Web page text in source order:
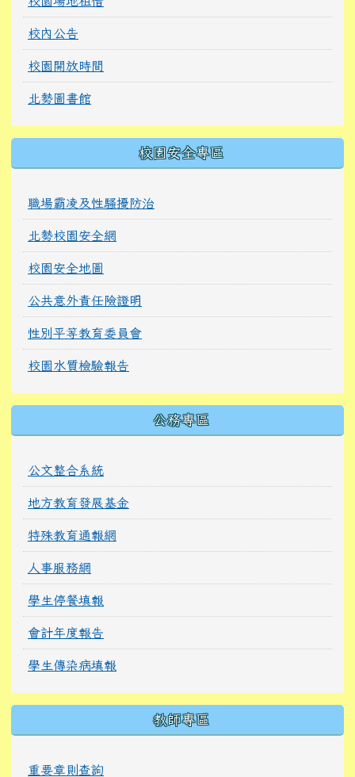
校內公告
校園開放時間
北勢圖書館
校園安全專區
職場霸凌及性騷擾防治
北勢校園安全網
校園安全地圖
公共意外責任險證明
性別平等教育委員會
校園水質檢驗報告
公務專區
公文整合系統
地方教育發展基金
特殊教育通報網
人事服務網
學生停餐填報
會計年度報告
學生傳染病填報
教師專區
重要章則查詢